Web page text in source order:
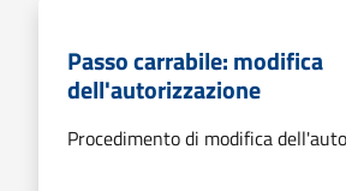
Passo carrabile: modifica
dell'autorizzazione
Procedimento di modifica